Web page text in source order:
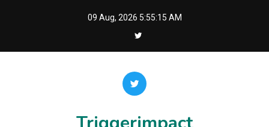
09 Aug, 2026 5:55:15 AM